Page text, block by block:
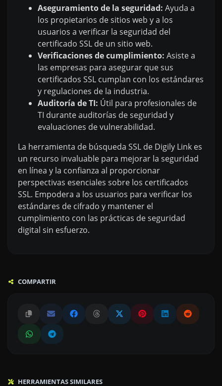
Aseguramiento de la seguridad: Ayuda a
los propietarios de sitios web y a los
usuarios a verificar la seguridad del
certificado SSL de un sitio web.
Verificaciones de cumplimiento: Asiste a
las empresas para asegurar que sus
certificados SSL cumplan con los estándares
y regulaciones de la industria.
Auditoría de TI: Útil para profesionales de
TI durante auditorías de seguridad y
evaluaciones de vulnerabilidad.
La herramienta de búsqueda SSL de Digily Link es
un recurso invaluable para mejorar la seguridad
en línea y la confianza al proporcionar
perspectivas esenciales sobre los certificados
SSL. Empodera a los usuarios para verificar los
estándares de cifrado y mantener el
cumplimiento con las prácticas de seguridad
digital sin esfuerzo.
COMPARTIR
HERRAMIENTAS SIMILARES